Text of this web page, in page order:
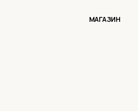
МАГАЗИН